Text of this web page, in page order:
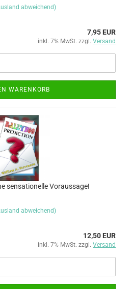
abweichend)
7,95 EUR
inkl. 7% MwSt. zzgl. Versand
WARENKORB
sensationelle Voraussage!
abweichend)
12,50 EUR
inkl. 7% MwSt. zzgl. Versand